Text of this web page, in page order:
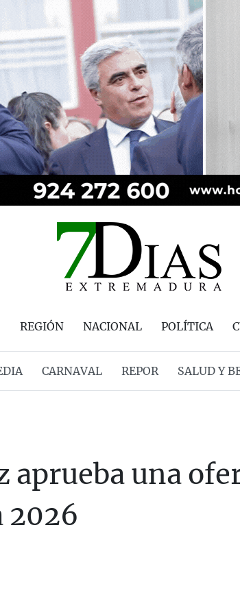
REGIÓN NACIONAL POLÍTICA
CARNAVAL REPOR SALUD Y
aprueba una
2026